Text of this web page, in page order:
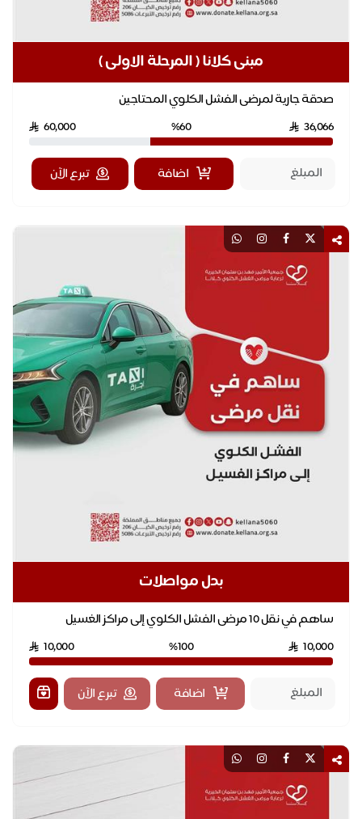
مبنى كلانا ( المرحلة الاولى )
صدقة جارية لمرضى الفشل الكلوي المحتاجين
36,066
60,000
اضافة تبرع الآن
بدل مواصلات
ساهم في نقل 10 مرضى الفشل الكلوي إلى مراكز الغسيل
10,000
%100
10,000
اضافة تبرع الآن